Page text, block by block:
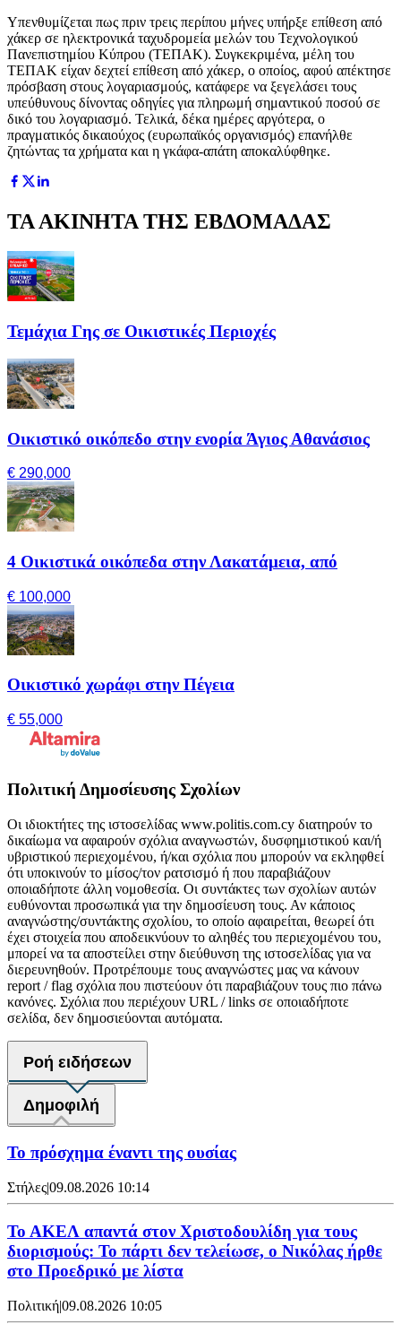
Υπενθυμίζεται πως πριν τρεις περίπου μήνες υπήρξε επίθεση από
χάκερ σε ηλεκτρονικά ταχυδρομεία μελών του Τεχνολογικού
Πανεπιστημίου Κύπρου (ΤΕΠΑΚ). Συγκεκριμένα, μέλη του
ΤΕΠΑΚ είχαν δεχτεί επίθεση από χάκερ, ο οποίος, αφού απέκτησε
πρόσβαση στους λογαριασμούς, κατάφερε να ξεγελάσει τους
υπεύθυνους δίνοντας οδηγίες για πληρωμή σημαντικού ποσού σε
δικό του λογαριασμό. Τελικά, δέκα ημέρες αργότερα, ο
πραγματικός δικαιούχος (ευρωπαϊκός οργανισμός) επανήλθε
ζητώντας τα χρήματα και η γκάφα-απάτη αποκαλύφθηκε.
ΤΑ ΑΚΙΝΗΤΑ ΤΗΣ ΕΒΔΟΜΑΔΑΣ
Τεμάχια Γης σε Οικιστικές Περιοχές
Οικιστικό οικόπεδο στην ενορία Άγιος Αθανάσιος
€ 290,000
4 Οικιστικά οικόπεδα στην Λακατάμεια, από
€ 100,000
Οικιστικό χωράφι στην Πέγεια
€ 55,000
Πολιτική Δημοσίευσης Σχολίων
Οι ιδιοκτήτες της ιστοσελίδας www.politis.com.cy διατηρούν το
δικαίωμα να αφαιρούν σχόλια αναγνωστών, δυσφημιστικού και/ή
υβριστικού περιεχομένου, ή/και σχόλια που μπορούν να εκληφθεί
ότι υποκινούν το μίσος/τον ρατσισμό ή που παραβιάζουν
οποιαδήποτε άλλη νομοθεσία. Οι συντάκτες των σχολίων αυτών
ευθύνονται προσωπικά για την δημοσίευση τους. Αν κάποιος
αναγνώστης/συντάκτης σχολίου, το οποίο αφαιρείται, θεωρεί ότι
έχει στοιχεία που αποδεικνύουν το αληθές του περιεχομένου του,
μπορεί να τα αποστείλει στην διεύθυνση της ιστοσελίδας για να
διερευνηθούν. Προτρέπουμε τους αναγνώστες μας να κάνουν
report / flag σχόλια που πιστεύουν ότι παραβιάζουν τους πιο πάνω
κανόνες. Σχόλια που περιέχουν URL / links σε οποιαδήποτε
σελίδα, δεν δημοσιεύονται αυτόματα.
Ροή ειδήσεων
Δημοφιλή
Το πρόσχημα έναντι της ουσίας
Στήλες|09.08.2026 10:14
Το ΑΚΕΛ απαντά στον Χριστοδουλίδη για τους
διορισμούς: Το πάρτι δεν τελείωσε, ο Νικόλας ήρθε
στο Προεδρικό με λίστα
Πολιτική|09.08.2026 10:05